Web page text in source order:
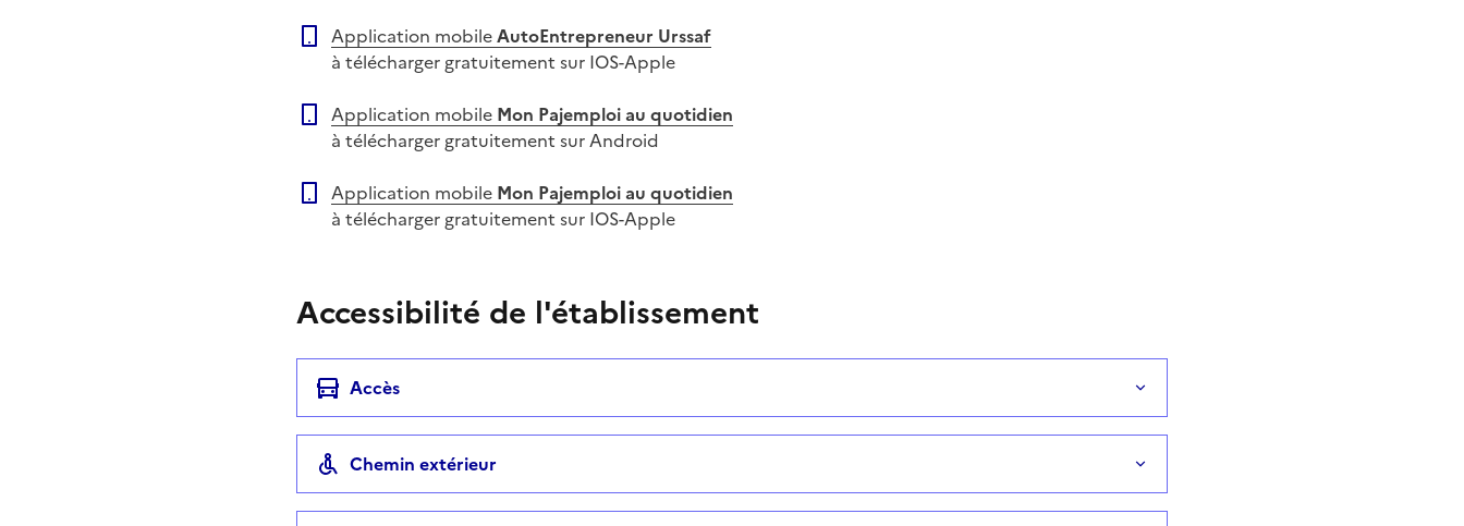
Application mobileAutoEntrepreneur Urssaf
à télécharger gratuitement sur IOS-Apple
Application mobile Mon Pajemploi au quotidien
à télécharger gratuitement sur Android
Application mobile Mon Pajemploi au quotidien
à télécharger gratuitement sur IOS-Apple
Accessibilité de l'établissement
Accès
Chemin extérieur